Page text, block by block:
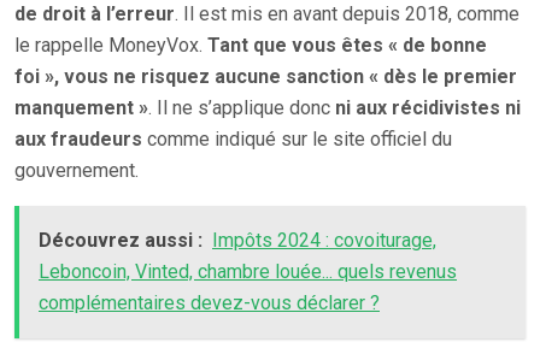
de droit à l’erreur. Il est mis en avant depuis 2018, comme
le rappelle MoneyVox. Tant que vous êtes « de bonne
foi », vous ne risquez aucune sanction « dès le premier
manquement ». Il ne s’applique donc ni aux récidivistes ni
aux fraudeurs comme indiqué sur le site officiel du
gouvernement.
Découvrez aussi : Impôts 2024 : covoiturage,
Leboncoin, Vinted, chambre louée... quels revenus
complémentaires devez-vous déclarer ?